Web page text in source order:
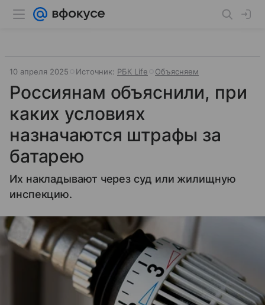
10 апреля 2025 Источник: РБК Life Объясняем
Россиянам объяснили, при
каких условиях
назначаются штрафы за
батарею
Их накладывают через суд или жилищную
инспекцию.